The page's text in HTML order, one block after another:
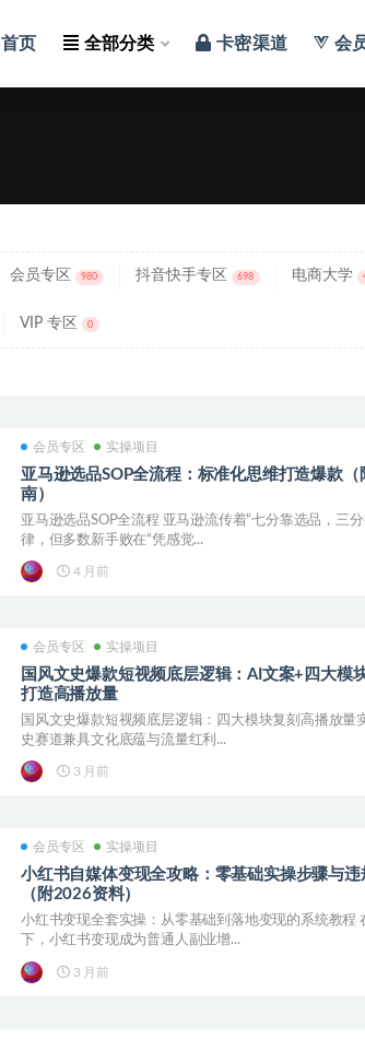
首页 全部分类 卡密渠道 会
会员专区 980 抖音快手专区 698 电商大学
VIP 专区 0
会员专区 实操项目
亚马逊选品SOP全流程：标准化思维打造爆款（
南）
亚马逊选品SOP全流程 亚马逊流传着“七分靠选品，三
律，但多数新手败在“凭感觉...
4 月前
会员专区 实操项目
国风文史爆款短视频底层逻辑：AI文案+四大模
打造高播放量
国风文史爆款短视频底层逻辑：四大模块复刻高播放量
史赛道兼具文化底蕴与流量红利...
3 月前
会员专区 实操项目
小红书自媒体变现全攻略：零基础实操步骤与违
（附2026资料）
小红书变现全套实操：从零基础到落地变现的系统教程
下，小红书变现成为普通人副业增...
3 月前